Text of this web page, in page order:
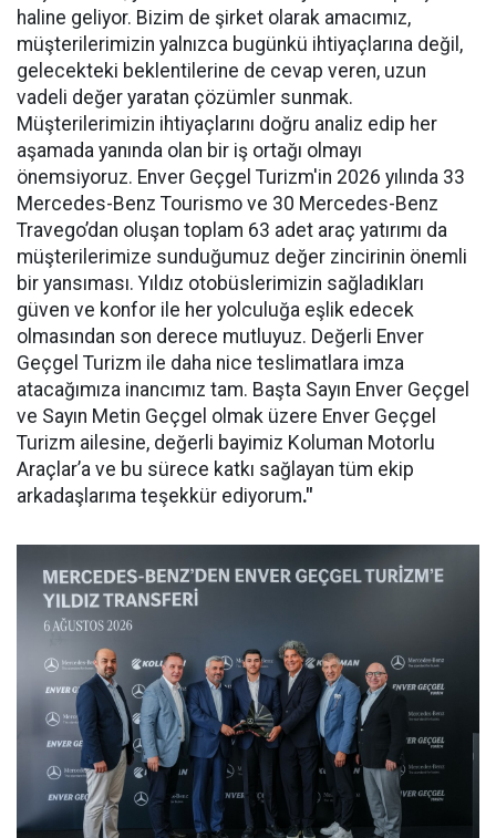
haline geliyor. Bizim de şirket olarak amacımız,
müşterilerimizin yalnızca bugünkü ihtiyaçlarına değil,
gelecekteki beklentilerine de cevap veren, uzun
vadeli değer yaratan çözümler sunmak.
Müşterilerimizin ihtiyaçlarını doğru analiz edip her
aşamada yanında olan bir iş ortağı olmayı
önemsiyoruz. Enver Geçgel Turizm'in 2026 yılında 33
Mercedes-Benz Tourismo ve 30 Mercedes-Benz
Travego’dan oluşan toplam 63 adet araç yatırımı da
müşterilerimize sunduğumuz değer zincirinin önemli
bir yansıması. Yıldız otobüslerimizin sağladıkları
güven ve konfor ile her yolculuğa eşlik edecek
olmasından son derece mutluyuz. Değerli Enver
Geçgel Turizm ile daha nice teslimatlara imza
atacağımıza inancımız tam. Başta Sayın Enver Geçgel
ve Sayın Metin Geçgel olmak üzere Enver Geçgel
Turizm ailesine, değerli bayimiz Koluman Motorlu
Araçlar’a ve bu sürece katkı sağlayan tüm ekip
arkadaşlarıma teşekkür ediyorum."